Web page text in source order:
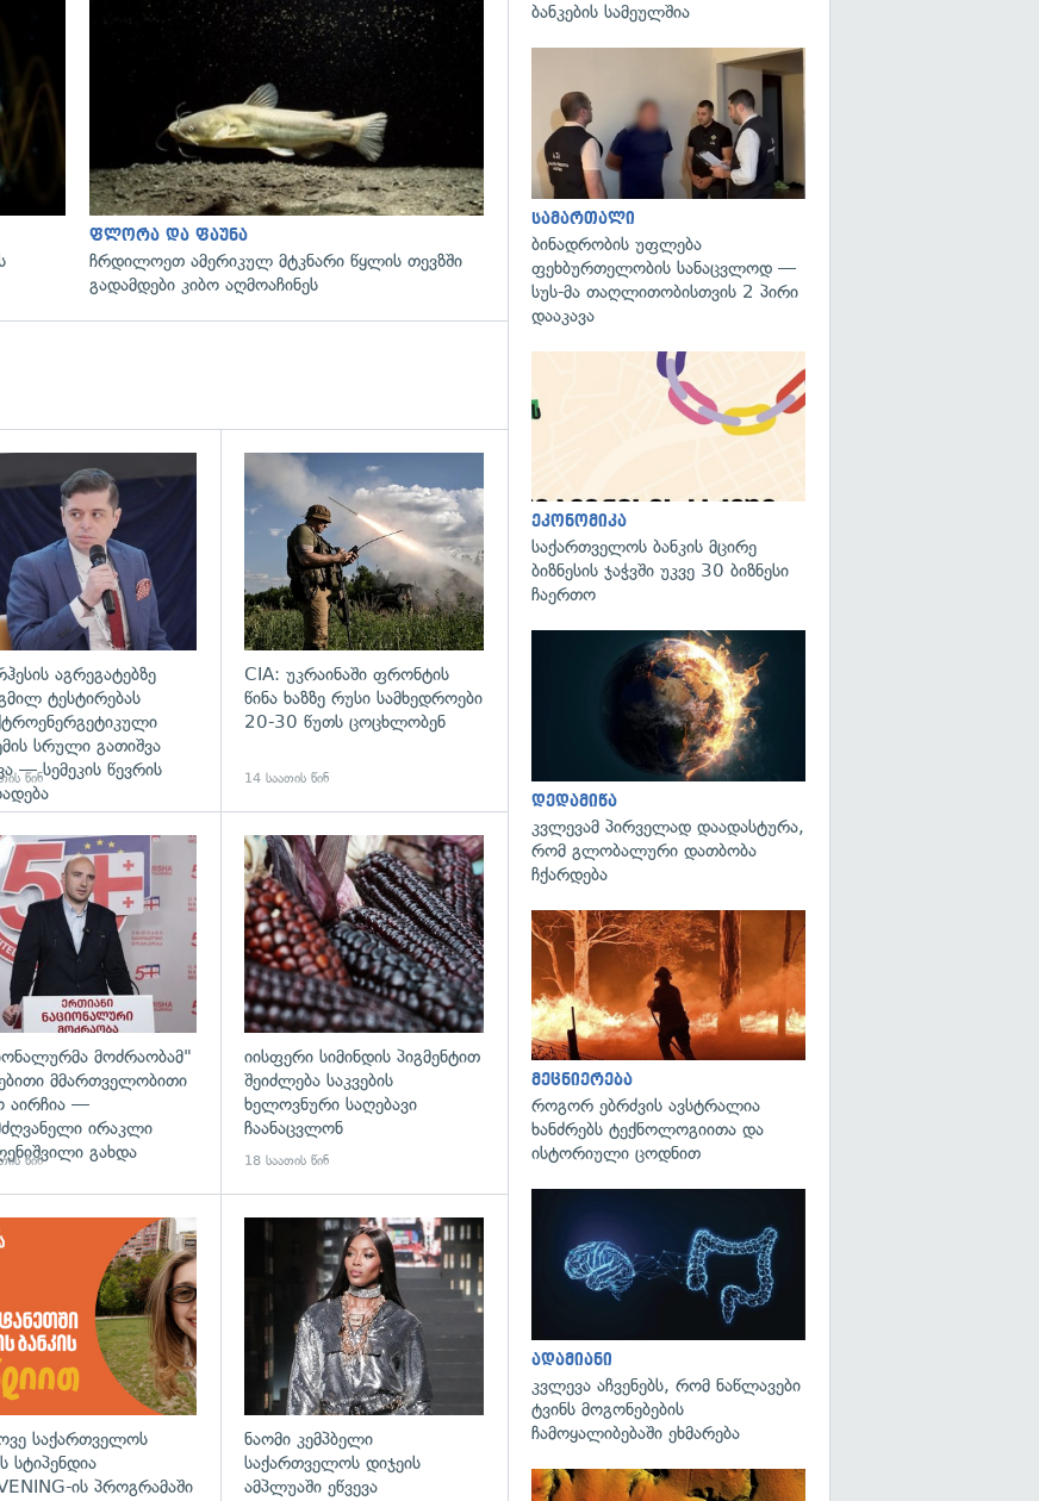
გადახედვა
ფლორა და ფაუნა
ჩრდილოეთ ამერიკულ მტკნარი წყლის თევზში
გადამდები კიბო აღმოაჩინეს
გადახედვა
აგრეგატებზე
ტესტირებას
სრული გათიშვა
— სემეკის წევრის
წინ
CIA: უკრაინაში ფრონტის
წინა ხაზზე რუსი სამხედროები
20-30 წუთს ცოცხლობენ
14 საათის წინ
გადახედვა
მოძრაობამ"
მმართველობითი
აირჩია —
ირაკლი
გახდა
წინ
გადახედვა
იისფერი სიმინდის პიგმენტით
შეიძლება საკვების
ხელოვნური საღებავი
ჩაანაცვლონ
18 საათის წინ
საქართველოს
სტიპენდია
ის პროგრამაში
გადახედვა
ნაომი კემპბელი
საქართველოს დიჯეის
ამპლუაში ეწვევა
ბანკების სამეულშია
სამართალი
ბინადრობის უფლება
ფეხბურთელობის სანაცვლოდ —
სუს-მა თაღლითობისთვის 2 პირი
დააკავა
ეკონომიკა
საქართველოს ბანკის მცირე
ბიზნესის ჯაჭვში უკვე 30 ბიზნესი
ჩაერთო
დედამიწა
კვლევამ პირველად დაადასტურა,
რომ გლობალური დათბობა
ჩქარდება
მეცნიერება
როგორ ებრძვის ავსტრალია
ხანძრებს ტექნოლოგიითა და
ისტორიული ცოდნით
ადამიანი
კვლევა აჩვენებს, რომ ნაწლავები
ტვინს მოგონებების
ჩამოყალიბებაში ეხმარება